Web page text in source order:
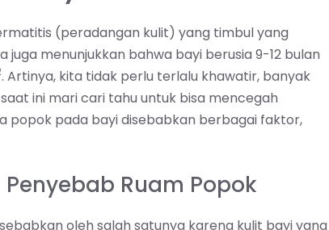
(peradangan kulit) yang timbul yang
menunjukkan bahwa bayi berusia 9-12 bulan
. Artinya, kita tidak perlu terlalu khawatir, banyak
ini mari cari tahu untuk bisa mencegah
popok pada bayi disebabkan berbagai faktor,
Ruam Popok
oleh salah satunya karena kulit bayi yang